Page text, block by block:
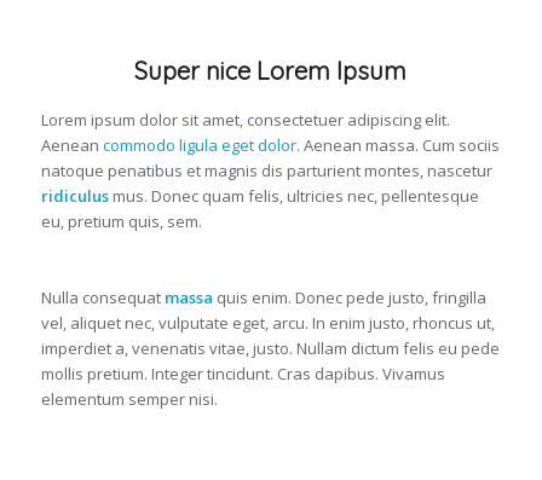
Super nice Lorem Ipsum
Lorem ipsum dolor sit amet, consectetuer adipiscing elit.
Aenean commodo ligula eget dolor. Aenean massa. Cum sociis
natoque penatibus et magnis dis parturient montes, nascetur
ridiculusmus. Donec quam felis, ultricies nec, pellentesque
eu, pretium quis, sem.
Nulla consequat massa quis enim. Donec pede justo, fringilla
vel, aliquet nec, vulputate eget, arcu. In enim justo, rhoncus ut,
imperdiet a, venenatis vitae, justo. Nullam dictum felis eu pede
mollis pretium. Integer tincidunt. Cras dapibus. Vivamus
elementum semper nisi.